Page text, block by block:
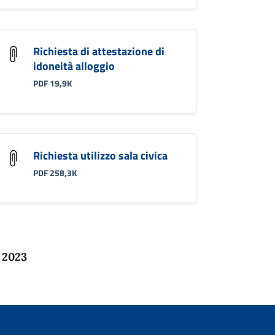
Richiesta di attestazione di
idoneità alloggio
PDF 19,9K
Richiesta utilizzo sala civica
PDF 258,3K